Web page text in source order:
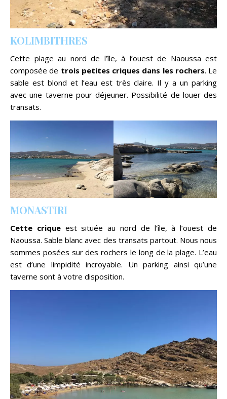
KOLIMBITHRES
Cette plage au nord de l’île, à l’ouest de Naoussa est
composée de trois petites criques dans les rochers. Le
sable est blond et l’eau est très claire. Il y a un parking
avec une taverne pour déjeuner. Possibilité de louer des
transats.
MONASTIRI
Cette criqueest située au nord de l’île, à l’ouest de
Naoussa. Sable blanc avec des transats partout. Nous nous
sommes posées sur des rochers le long de la plage. L’eau
est d’une limpidité incroyable. Un parking ainsi qu’une
taverne sont à votre disposition.